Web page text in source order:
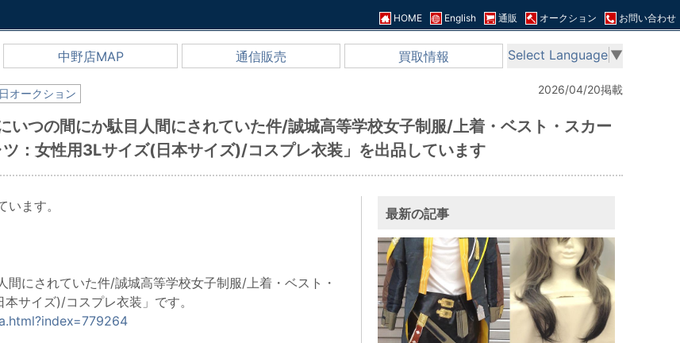
HOME English 通販 オークション お問い合わせ
中野店MAP 通信販売 買取情報 Select Language ▼
オークション 2026/04/20掲載
いつの間にか駄目人間にされていた件/誠城高等学校女子制服/上着・ベスト・スカー
ツ：女性用3Lサイズ(日本サイズ)/コスプレ衣装」を出品しています
ます。
にされていた件/誠城高等学校女子制服/上着・ベスト・
サイズ)/コスプレ衣装」です。
最新の記事